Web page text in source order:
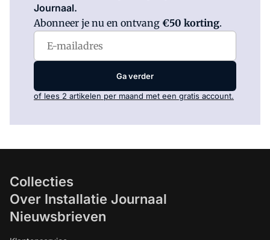
Journaal.
Abonneer je nu en ontvang €50 korting.
Ga verder
of lees 2 artikelen per maand met een gratis account.
Collecties
Over Installatie Journaal
Nieuwsbrieven